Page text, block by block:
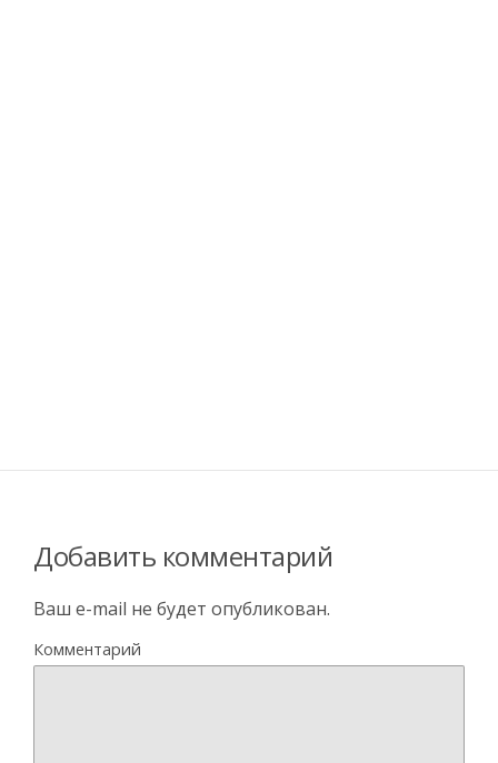
Добавить комментарий
Ваш e-mail не будет опубликован.
Комментарий